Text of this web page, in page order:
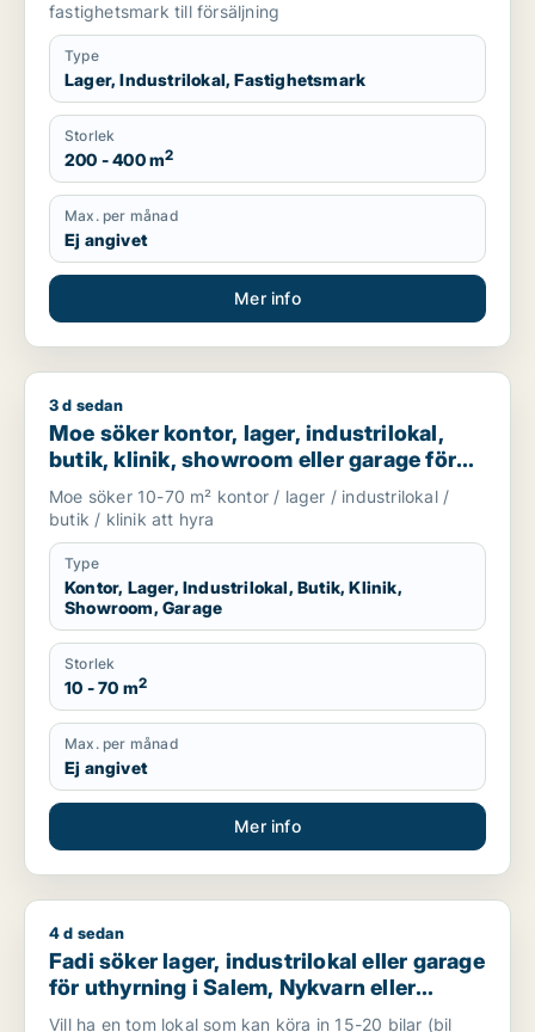
fastighetsmark till försäljning
Type
Lager, Industrilokal, Fastighetsmark
Storlek
200 - 400 m2
Max. per månad
Ej angivet
Mer info
Moe söker kontor, lager, industrilokal, butik, klinik,
3 d sedan
Moe söker kontor, lager, industrilokal,
butik, klinik, showroom eller garage för
uthyrning i Stockholm
Moe söker 10-70 m² kontor / lager / industrilokal /
butik / klinik att hyra
Type
Kontor, Lager, Industrilokal, Butik, Klinik,
Showroom, Garage
Storlek
10 - 70 m2
Max. per månad
Ej angivet
Mer info
Fadi söker lager, industrilokal eller garage för uthyrning i
4 d sedan
Fadi söker lager, industrilokal eller garage
för uthyrning i Salem, Nykvarn eller
Södertälje m.fl.
Vill ha en tom lokal som kan köra in 15-20 bilar (bil